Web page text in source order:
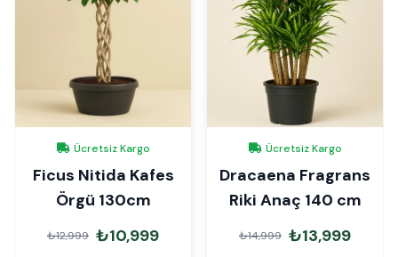
Ücretsiz Kargo
Ficus Nitida Kafes
Örgü 130cm
₺12,999 ₺10,999
Ücretsiz Kargo
Dracaena Fragrans
Riki Anaç 140 cm
₺14,999 ₺13,999